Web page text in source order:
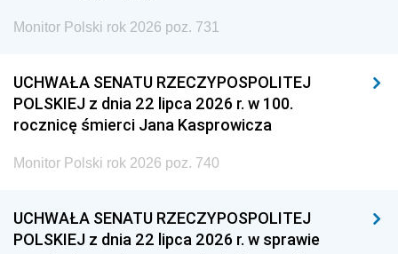
Monitor Polski rok 2026 poz. 731
UCHWAŁA SENATU RZECZYPOSPOLITEJ
POLSKIEJ z dnia 22 lipca 2026 r. w 100.
rocznicę śmierci Jana Kasprowicza
Monitor Polski rok 2026 poz. 740
UCHWAŁA SENATU RZECZYPOSPOLITEJ
POLSKIEJ z dnia 22 lipca 2026 r. w sprawie